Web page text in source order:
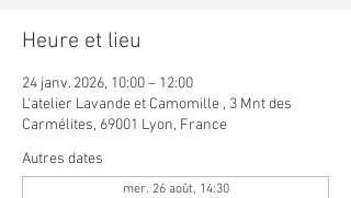
Heure et lieu
24 janv. 2026, 10:00 – 12:00
L'atelier Lavande et Camomille , 3 Mnt des
Carmélites, 69001 Lyon, France
Autres dates
mer. 26 août, 14:30